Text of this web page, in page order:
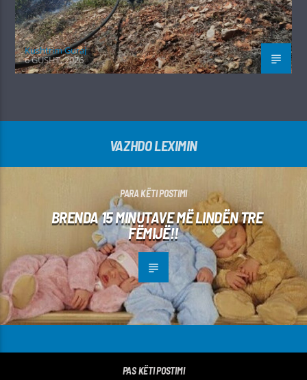
Kushtrim Guraj
6 GUSHT, 2026
VAZHDO LEXIMIN
PARA KËTI POSTIMI
BRENDA 15 MINUTAVE MË LINDËN TRE
FËMIJË!!
PAS KËTI POSTIMI